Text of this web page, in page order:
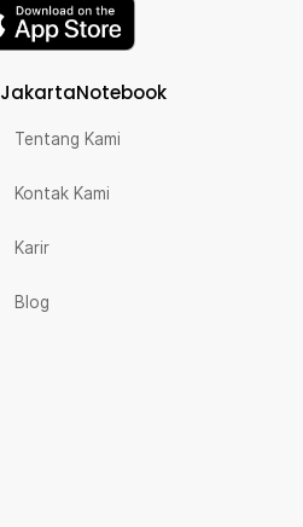
JakartaNotebook
Tentang Kami
Kontak Kami
Karir
Blog